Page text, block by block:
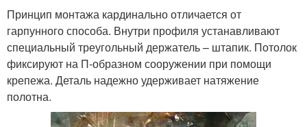
Принцип монтажа кардинально отличается от
гарпунного способа. Внутри профиля устанавливают
специальный треугольный держатель – штапик. Потолок
фиксируют на П-образном сооружении при помощи
крепежа. Деталь надежно удерживает натяжение
полотна.